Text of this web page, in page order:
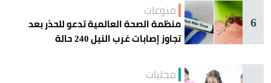
6
منوعات
منظمة الصحة العالمية تدعو للحذر بعد
تجاوز إصابات غرب النيل 240 حالة
محليات